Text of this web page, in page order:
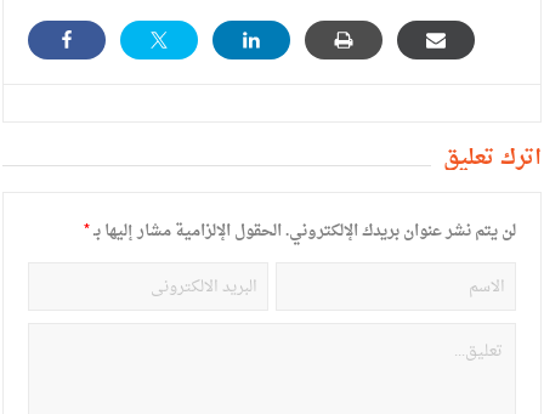
أترك تعليق
لن يتم نشر عنوان بريدك الإلكتروني.الحقول الإلزامية مشار إليها بـ*